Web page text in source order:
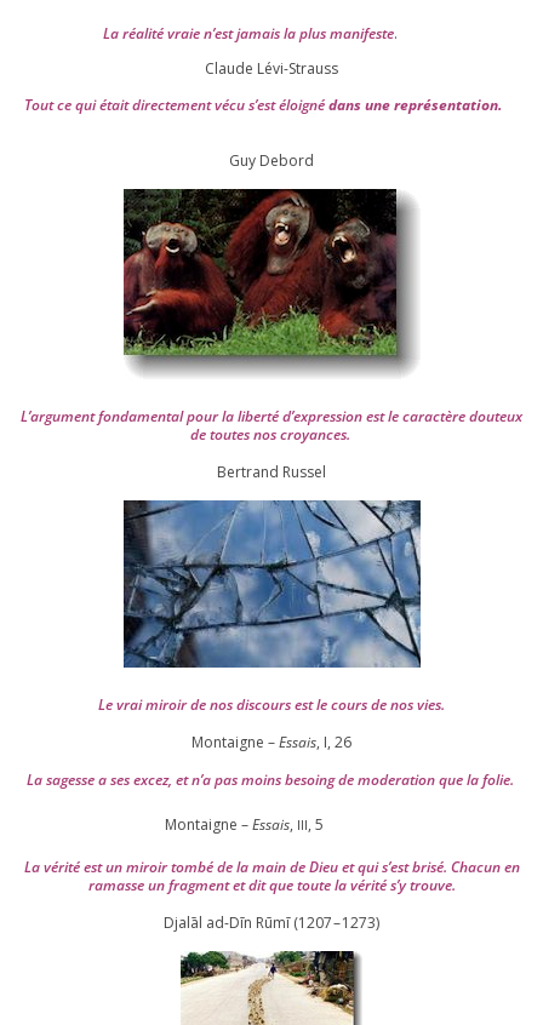
La réa­lité vraie n’est jamais la plus mani­feste.
Claude Lévi-Strauss
Tout ce qui était direc­te­ment vécu s’est éloi­gnédans une repré­sen­ta­tion.
Guy Debord
L’argument fon­da­men­tal pour la liber­té d’expression est le carac­tère dou­teux
de toutes nos croyances.
Ber­trand Russel
Le vrai miroir de nos dis­cours est le cours de nos vies.
Montaigne –Essais, I, 26
La sagesse a ses excez, et n’a pas moins besoing de mode­ra­tion que la folie.
Montaigne –Essais, III, 5
La véri­té est un miroir tom­bé de la main de Dieu et qui s’est bri­sé. Chacun en
ramasse un frag­ment et dit que toute la véri­té s’y trouve.
Djalāl ad-Dīn Rūmī (1207–1273)